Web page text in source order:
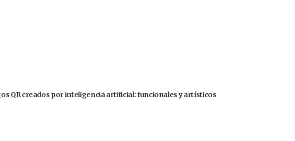
QR creados por inteligencia artificial: funcionales y artísticos